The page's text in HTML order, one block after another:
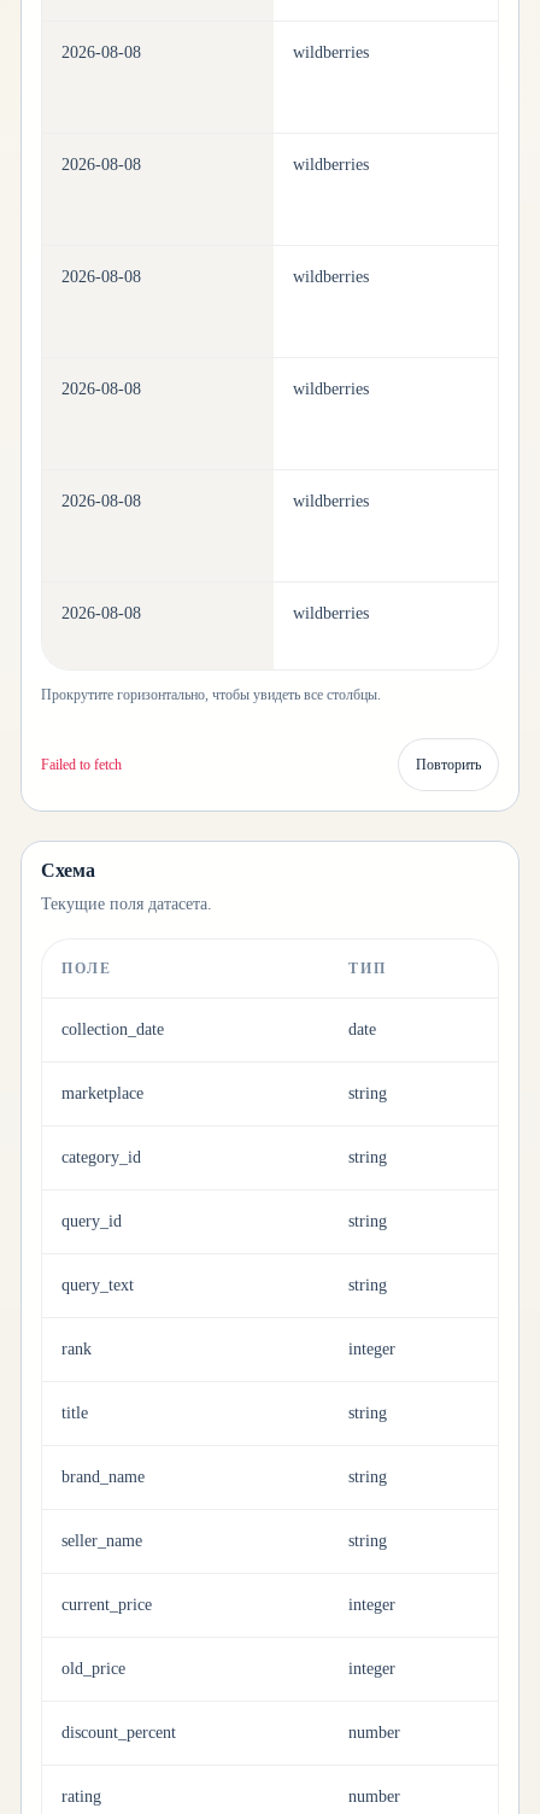
2026-08-08 wildberries
2026-08-08 wildberries
2026-08-08 wildberries
2026-08-08 wildberries
2026-08-08 wildberries
2026-08-08 wildberries
Прокрутите горизонтально, чтобы увидеть все столбцы.
Failed to fetch Повторить
Схема
Текущие поля датасета.
ПОЛЕ ТИП
collection_date date
marketplace string
category_id string
query_id string
query_text string
rank integer
title string
brand_name string
seller_name string
current_price integer
old_price integer
discount_percent number
rating number